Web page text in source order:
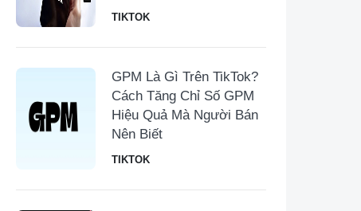
TIKTOK
GPM Là Gì Trên TikTok?
Cách Tăng Chỉ Số GPM
Hiệu Quả Mà Người Bán
Nên Biết
TIKTOK